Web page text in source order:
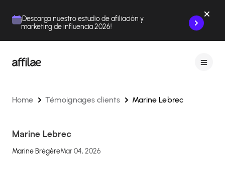
¡Descarga nuestro estudio de afiliación y
marketing de influencia 2026!
Home Témoignages clients Marine Lebrec
Marine Lebrec
Marine BrégèreMar 04, 2026